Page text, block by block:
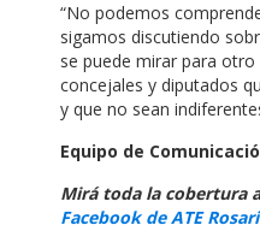
“No podemos
sigamos discutiendo
se puede mirar para
concejales y diputados
y que no sean
Equipo de
Mirá toda la cobertura
Facebook de ATE